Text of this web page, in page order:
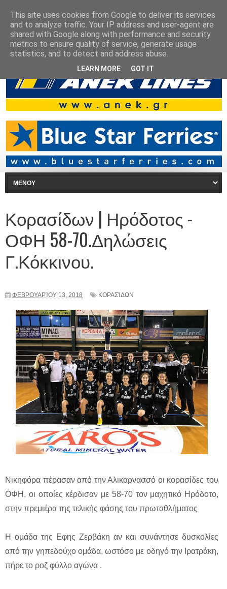
Κορασίδων | Ηρόδοτος -
ΟΦΗ 58-70.Δηλώσεις
Γ.Κόκκινου.
ΦΕΒΡΟΥΑΡΊΟΥ 13, 2018 ΚΟΡΑΣΊΔΩΝ
Νικηφόρα πέρασαν από την Αλικαρνασσό οι κορασίδες του
ΟΦΗ, οι οποίες κέρδισαν με 58-70 τον μαχητικό Ηρόδοτο,
στην πρεμιέρα της τελικής φάσης του πρωταθλήματος
Η ομάδα της Εφης Ζερβάκη αν και συνάντησε δυσκολίες
από την γηπεδούχο ομάδα, ωστόσο με οδηγό την Ιρατράκη,
πήρε το ροζ φύλλο αγώνα .
This site uses cookies from Google to deliver its services
and to analyze traffic. Your IP address and user-agent are
shared with Google along with performance and security
metrics to ensure quality of service, generate usage
statistics, and to detect and address abuse.
LEARN MORE GOT IT